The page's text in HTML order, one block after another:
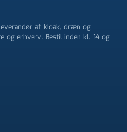
af kloak, dræn og
og erhverv. Bestil inden kl. 14 og